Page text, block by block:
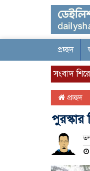
প্রচ্ছদ
সংবাদ
প্রচ্ছদ
পুরস্কার